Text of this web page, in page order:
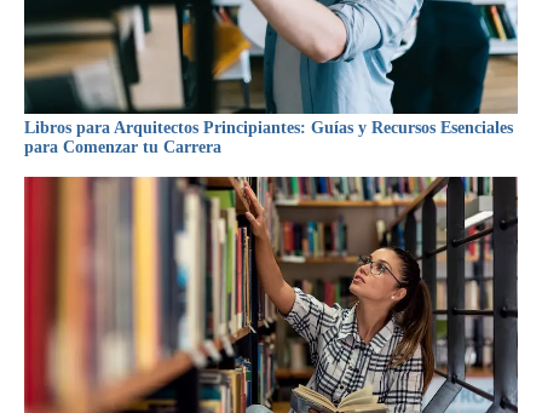
Libros para Arquitectos Principiantes: Guías y Recursos Esenciales
para Comenzar tu Carrera